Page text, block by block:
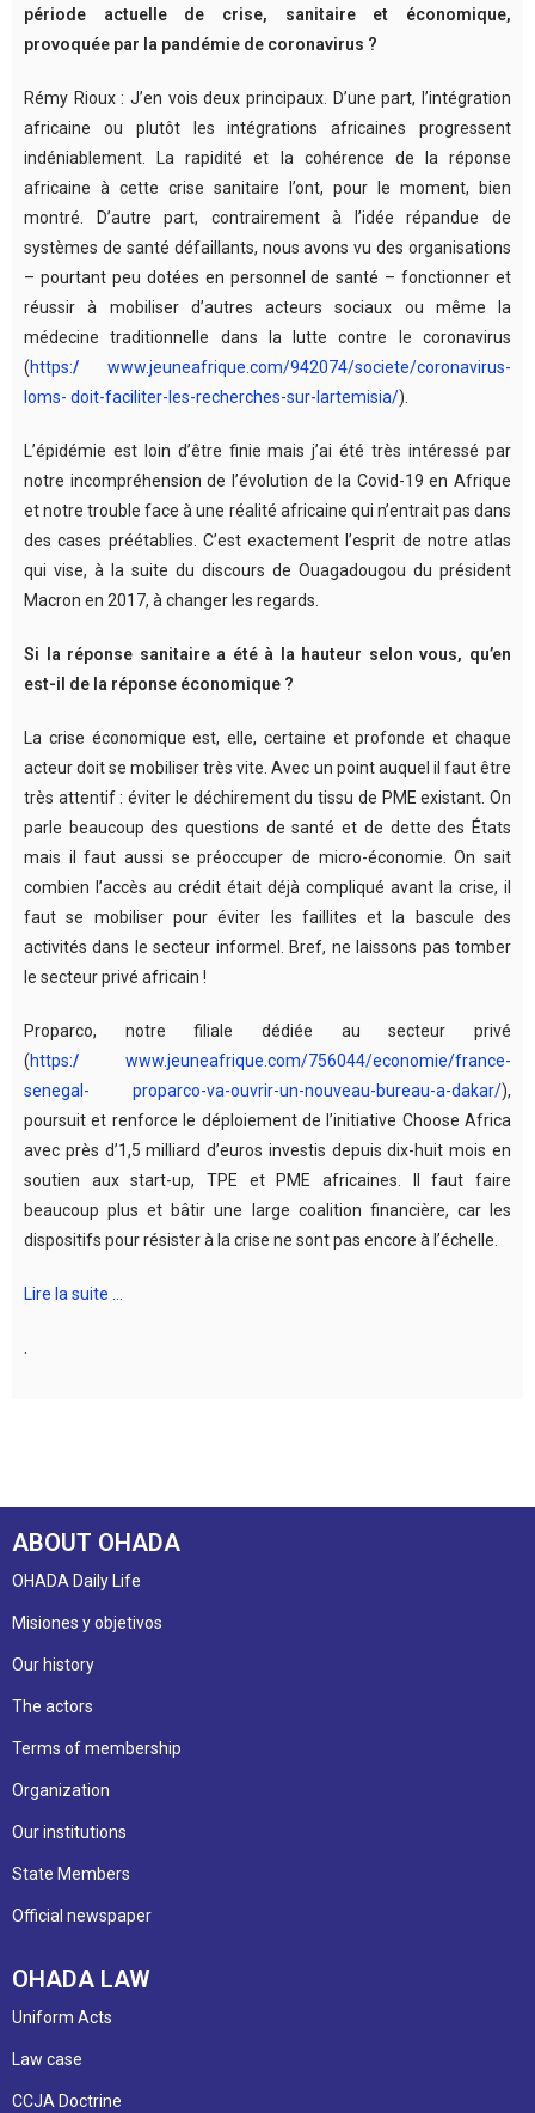
période actuelle de crise, sanitaire et économique,
provoquée par la pandémie de coronavirus ?
Rémy Rioux : J’en vois deux principaux. D’une part, l’intégration
africaine ou plutôt les intégrations africaines progressent
indéniablement. La rapidité et la cohérence de la réponse
africaine à cette crise sanitaire l’ont, pour le moment, bien
montré. D’autre part, contrairement à l’idée répandue de
systèmes de santé défaillants, nous avons vu des organisations
– pourtant peu dotées en personnel de santé – fonctionner et
réussir à mobiliser d’autres acteurs sociaux ou même la
médecine traditionnelle dans la lutte contre le coronavirus
(https:/ www.jeuneafrique.com/942074/societe/coronavirus-
loms- doit-faciliter-les-recherches-sur-lartemisia/).
L’épidémie est loin d’être finie mais j’ai été très intéressé par
notre incompréhension de l’évolution de la Covid-19 en Afrique
et notre trouble face à une réalité africaine qui n’entrait pas dans
des cases préétablies. C’est exactement l’esprit de notre atlas
qui vise, à la suite du discours de Ouagadougou du président
Macron en 2017, à changer les regards.
Si la réponse sanitaire a été à la hauteur selon vous, qu’en
est-il de la réponse économique ?
La crise économique est, elle, certaine et profonde et chaque
acteur doit se mobiliser très vite. Avec un point auquel il faut être
très attentif : éviter le déchirement du tissu de PME existant. On
parle beaucoup des questions de santé et de dette des États
mais il faut aussi se préoccuper de micro-économie. On sait
combien l’accès au crédit était déjà compliqué avant la crise, il
faut se mobiliser pour éviter les faillites et la bascule des
activités dans le secteur informel. Bref, ne laissons pas tomber
le secteur privé africain !
Proparco, notre filiale dédiée au secteur privé
(https:/ www.jeuneafrique.com/756044/economie/france-
senegal- proparco-va-ouvrir-un-nouveau-bureau-a-dakar/),
poursuit et renforce le déploiement de l’initiative Choose Africa
avec près d’1,5 milliard d’euros investis depuis dix-huit mois en
soutien aux start-up, TPE et PME africaines. Il faut faire
beaucoup plus et bâtir une large coalition financière, car les
dispositifs pour résister à la crise ne sont pas encore à l’échelle.
Lire la suite …
ABOUT OHADA
OHADA Daily Life
Misiones y objetivos
Our history
The actors
Terms of membership
Organization
Our institutions
State Members
Official newspaper
OHADA LAW
Uniform Acts
Law case
CCJA Doctrine